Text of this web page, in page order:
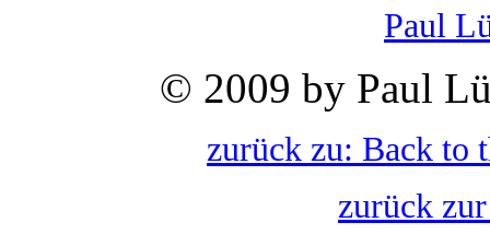
Paul
© 2009 by Paul
zurück zu: Back to
zurück